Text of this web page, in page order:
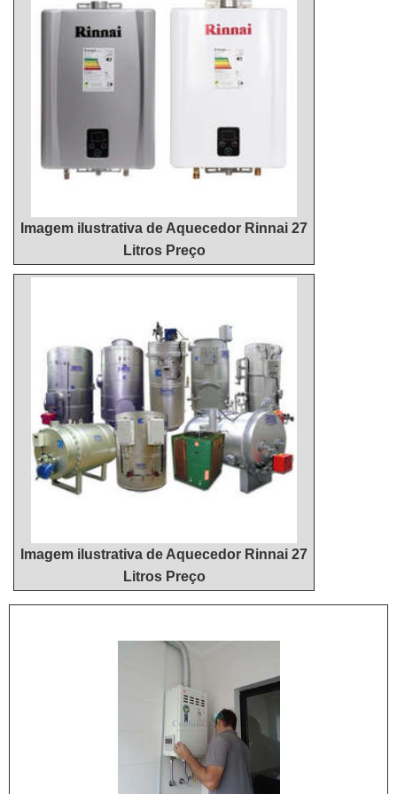
Aquecedores é possível encontrar o que há de
melhor em reparo aquecedor a gás. Sempre de
olho no mercado, traz novidades em itens como
venda de aquecedor a gás e manutenção de
serviços e uma empresa inovadora, conquistas
adquiridas porque investiu em uma estrutura que
apoio.Tudo isso, somado à performance de uma
equipe multidisciplinar de consultores associados e
profissionais com vasta experiência na área de
pagamento acessível.SOBRE MANUTENÇÃO
PREVENTIVA DE AQUECEDORES A GÁSA
Hidrohouse Aquecedores centraliza sua energia em
criar uma estrutura com escritório de alta qualidade
de última geração, tudo para se certificar que se
tenha manutenção preventiva de aquecedores a
gás com proteção. Há muitas maneiras eficientes
área de atuação. A Hidrohouse Aquecedores se
mostra referência por ter: Soluções para quem
busca banho na temperatura ideal;
focando na qualidade em manutenção preventiva
de aquecedores a gás, é importante buscar uma
empresa que tenha produtos e serviços com ótima
qualidade e excelente custo-benefício,
características simples, mas que mostram o
comprometimento da empresa com seus
clientes.Isso tudo é a razão pela qual a Hidrohouse
Aquecedores é uma empresa segura quando se
para fidelizar os clientes.ABAIXO ALGUNS
DETALHES SOBRE A MELHOR EMPRESA NO
manutenção de aquecedores. É sempre a opção
instalação de aquecedor a gás 26 litros e
manutenção de aquecedor a gás 30 litros com
ótima qualidade e precisão.Para uma maior
satisfação dos clientes, a empresa busca investir
nos melhores profissionais do mercado, e em
Imagem ilustrativa de Aquecedor Rinnai 27
Litros Preço
Imagem ilustrativa de Aquecedor Rinnai 27
Litros Preço